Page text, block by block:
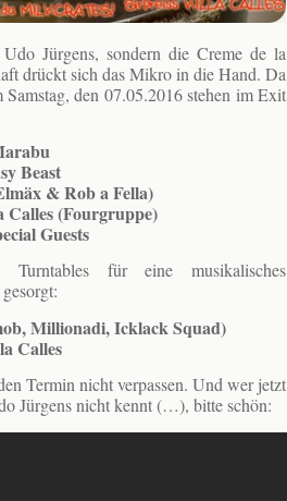
Jürgens, sondern die Creme de la
drückt sich das Mikro in die Hand. Da
den 07.05.2016 stehen im Exit
Beast
& Rob a Fella)
(Fourgruppe)
Guests
für eine musikalisches
Millionadi, Icklack Squad)
Calles
Termin nicht verpassen. Und wer jetzt
Jürgens nicht kennt (…), bitte schön: